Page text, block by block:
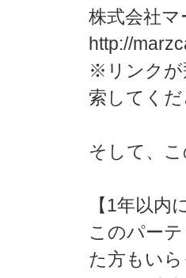
株式会社
http://
※リンクが
索してく
そして、
【1年以内
このパー
た方もい